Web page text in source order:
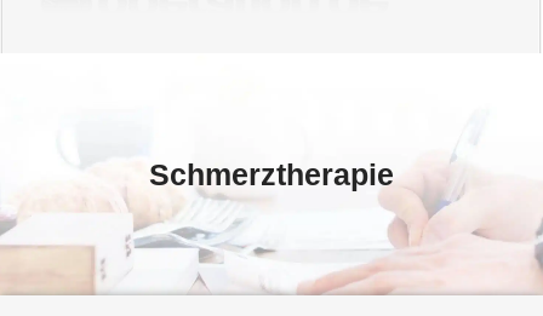
Schmerztherapie